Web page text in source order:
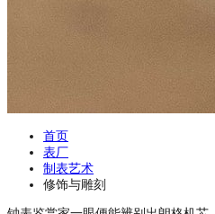
首页
表厂
制表艺术
修饰与雕刻